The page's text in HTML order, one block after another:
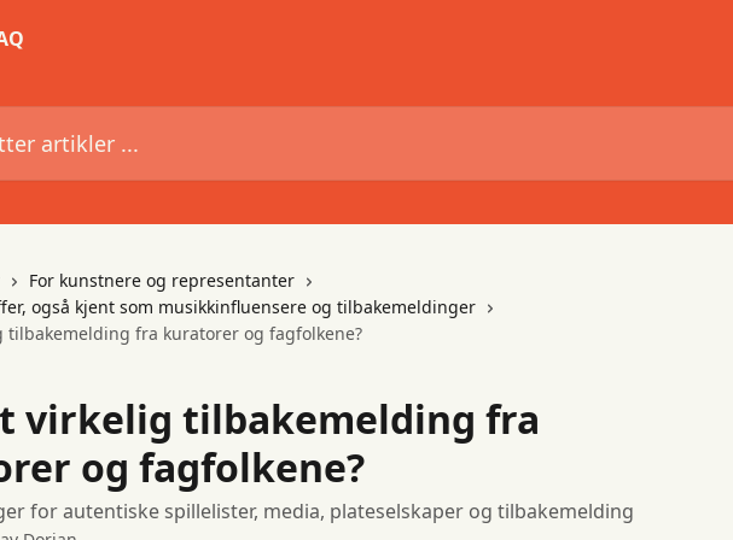
...
For kunstnere og representanter
også kjent som musikkinfluensere og tilbakemeldinger
tilbakemelding fra kuratorer og fagfolkene?
virkelig tilbakemelding fra
og fagfolkene?
for autentiske spillelister, media, plateselskaper og tilbakemelding